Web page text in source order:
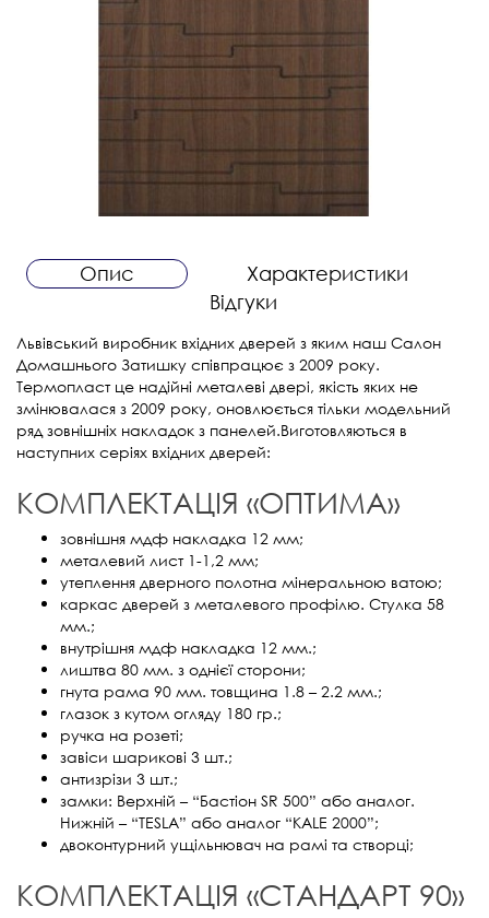
Опис
Характеристики
Відгуки
Львівський виробник вхідних дверей з яким наш Салон
Домашнього Затишку співпрацює з 2009 року.
Термопласт це надійні металеві двері, якість яких не
змінювалася з 2009 року, оновлюється тільки модельний
ряд зовнішніх накладок з панелей.Виготовляються в
наступних серіях вхідних дверей:
КОМПЛЕКТАЦІЯ «ОПТИМА»
зовнішня мдф накладка 12 мм;
металевий лист 1-1,2 мм;
утеплення дверного полотна мінеральною ватою;
каркас дверей з металевого профілю. Стулка 58
мм.;
внутрішня мдф накладка 12 мм.;
лиштва 80 мм. з однієї сторони;
гнута рама 90 мм. товщина 1.8 – 2.2 мм.;
глазок з кутом огляду 180 гр.;
ручка на розеті;
завіси шарикові 3 шт.;
антизрізи 3 шт.;
замки: Верхній – “Бастіон SR 500” або аналог.
Нижній – “TESLA” або аналог “KALE 2000”;
двоконтурний ущільнювач на рамі та створці;
КОМПЛЕКТАЦІЯ «СТАНДАРТ 90»